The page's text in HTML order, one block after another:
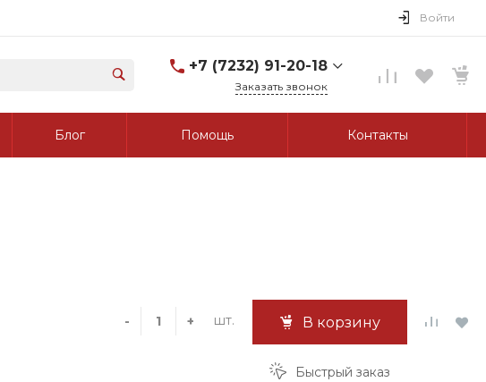
Войти
+7 (7232) 91-20-18
г. Усть-Каменогорск, ул.
Заказать звонок
Блог Помощь Контакты
- + шт. В корзину
Быстрый заказ